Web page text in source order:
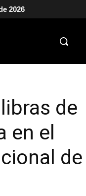
2026
de
en el
de